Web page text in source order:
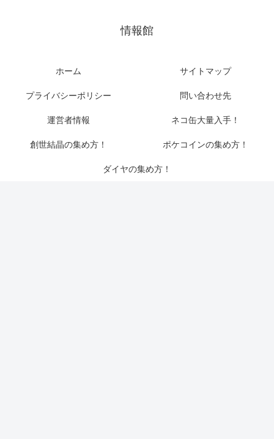
情報館
ホーム サイトマップ
プライバシーポリシー 問い合わせ先
運営者情報 ネコ缶大量入手！
創世結晶の集め方！ ポケコインの集め方！
ダイヤの集め方！